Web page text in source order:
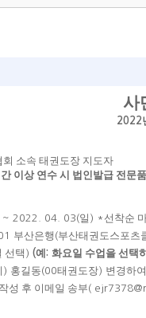
사
2022
소속 태권도장 지도자
이상 연수 시 법인발급 전문
~ 2022. 04. 03(일 ) * 선착순
부산은행 (부산태권도스포츠
선택 ) (예: 화요일 수업을 선택
) 홍길동(00태권도장) 변경하
작성 후 이메일 송부(